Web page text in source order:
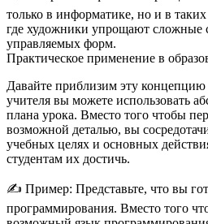
только в информатике, но и в таких
где художники упрощают сложные
управляемых форм.
Практическое применение в
Давайте приблизим эту концепцию
учителя вы можете использовать
плана урока. Вместо того чтобы
возможной деталью, вы
учебных целях и основных
студентам их достичь.
✍️ Пример: Представьте, что вы
программирования. Вместо того